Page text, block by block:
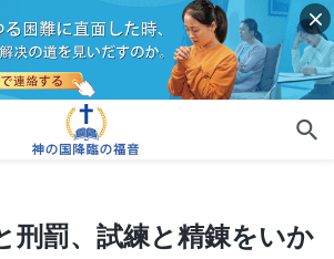
刑罰、試練と精錬をいか